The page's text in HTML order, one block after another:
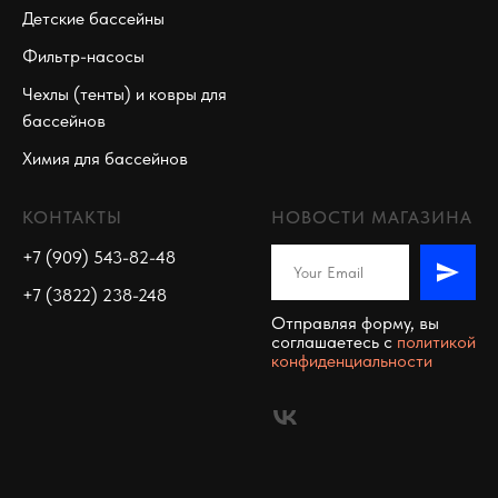
Детские бассейны
Фильтр-насосы
Чехлы (тенты) и ковры для
бассейнов
Химия для бассейнов
КОНТАКТЫ
+7 (909) 543-82-48
+7 (3822) 238-248
НОВОСТИ МАГАЗИНА
Отправляя форму, вы
соглашаетесь c политикой
конфиденциальности